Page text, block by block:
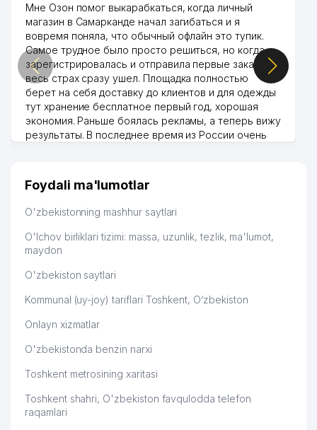
Мне Озон помог выкарабкаться, когда личный
магазин в Самарканде начал загибаться и я
вовремя поняла, что обычный офлайн это тупик.
Самое трудное было просто решиться, но когда
зарегистрировалась и отправила первые заказы,
весь страх сразу ушел. Площадка полностью
берет на себя доставку до клиентов и для одежды
тут хранение бесплатное первый год, хорошая
экономия. Раньше боялась рекламы, а теперь вижу
результаты. В последнее время из России очень
дальше развиваюсь потихоньку😊
Hamida 03.08.2026 12:45:39
Foydali ma'lumotlar
O'zbekistonning mashhur saytlari
O'lchov birliklari tizimi: massa, uzunlik, tezlik, ma'lumot,
maydon
O'zbekiston saytlari
Kommunal (uy-joy) tariflari Toshkent, O‘zbekiston
Onlayn xizmatlar
O'zbekistonda benzin narxi
Toshkent metrosining xaritasi
Toshkent shahri, O'zbekiston favqulodda telefon
raqamlari